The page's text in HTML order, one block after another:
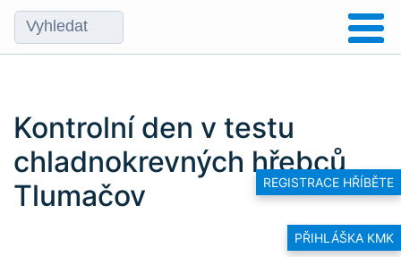
REGISTRACE HŘÍBĚTE
PŘIHLÁŠKA KMK
Kontrolní den v testu
chladnokrevných hřebců
Tlumačov